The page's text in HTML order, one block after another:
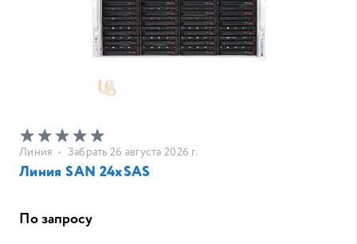
Линия • Забрать 26 августа 2026 г.
Линия SAN 24хSAS
По запросу